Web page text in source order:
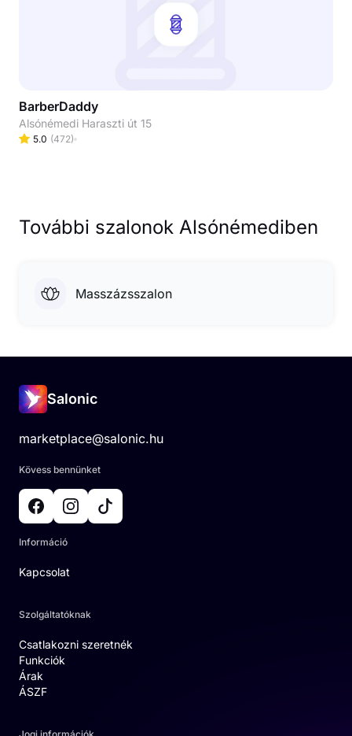
BarberDaddy
Alsónémedi Haraszti út 15
5.0 (472)
További szalonok Alsónémediben
Masszázsszalon
Salonic
marketplace@salonic.hu
Kövess bennünket
Információ
Kapcsolat
Szolgáltatóknak
Csatlakozni szeretnék
Funkciók
Árak
ÁSZF